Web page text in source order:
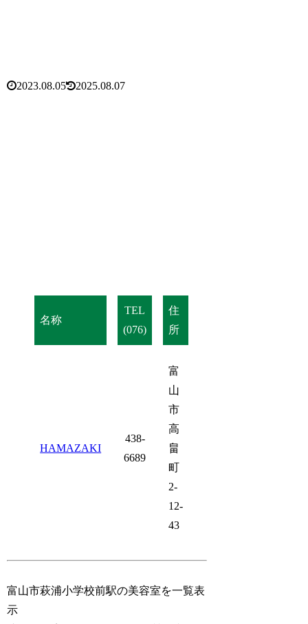
2023.08.05 2025.08.07
名称
TEL
(076)
住
所
HAMAZAKI
438-
6689
富
山
市
高
畠
町
2-
12-
43
富山市萩浦小学校前駅の美容室を一覧表
示